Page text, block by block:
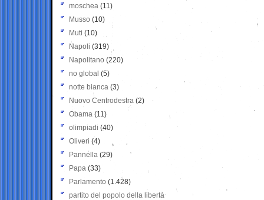
moschea (11)
Musso (10)
Muti (10)
Napoli (319)
Napolitano (220)
no global (5)
notte bianca (3)
Nuovo Centrodestra (2)
Obama (11)
olimpiadi (40)
Oliveri (4)
Pannella (29)
Papa (33)
Parlamento (1.428)
partito del popolo della libertà